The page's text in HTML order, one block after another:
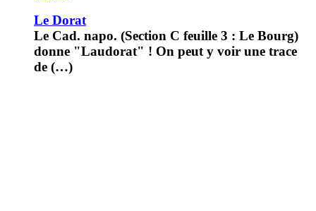
Le Dorat
Le Cad. napo. (Section C feuille 3 : Le Bourg)
donne "Laudorat" ! On peut y voir une trace
de (…)